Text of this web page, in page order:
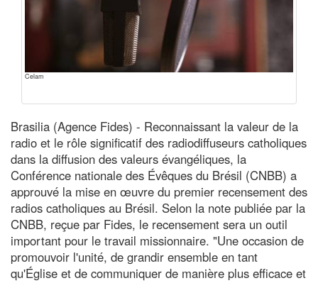
Celam
Brasilia (Agence Fides) - Reconnaissant la valeur de la
radio et le rôle significatif des radiodiffuseurs catholiques
dans la diffusion des valeurs évangéliques, la
Conférence nationale des Évêques du Brésil (CNBB) a
approuvé la mise en œuvre du premier recensement des
radios catholiques au Brésil. Selon la note publiée par la
CNBB, reçue par Fides, le recensement sera un outil
important pour le travail missionnaire. "Une occasion de
promouvoir l'unité, de grandir ensemble en tant
qu'Église et de communiquer de manière plus efficace et